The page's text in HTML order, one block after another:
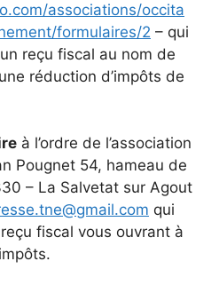
associations/occita
formulaires/2 – qui
reçu fiscal au nom de
réduction d’impôts de
à l’ordre de l’association
Pougnet 54, hameau de
– La Salvetat sur Agout
qui
fiscal vous ouvrant à